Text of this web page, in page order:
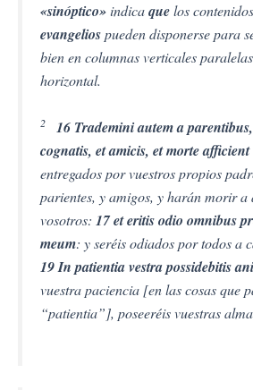
«sinóptico»indicaquelos
evangeliospueden disponerse para
bien en columnas verticales
horizontal.
2
16 Trademini autem a
cognatis, et amicis, et morte
entregados por vuestros propios
parientes, y amigos, y harán morir a
vosotros: 17 et eritis odio omnibus
meum: y seréis odiados por todos a
19 In patientia vestra possidebitis
vuestra paciencia [en las cosas que
“patientia”], poseeréis vuestras